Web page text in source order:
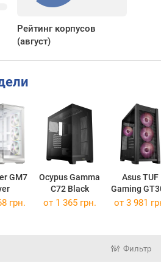
Рейтинг корпусов
(август)
GM7
Ocypus Gamma
C72 Black
Asus TUF
Gaming
ARGB
грн. от 1 365 грн. от 3 981
Фильтр